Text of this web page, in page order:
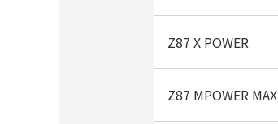
Z87 X POWER
Z87 MPOWER MAX